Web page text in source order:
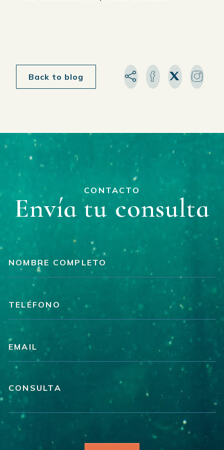
Back to blog
CONTACTO
Envía tu consulta